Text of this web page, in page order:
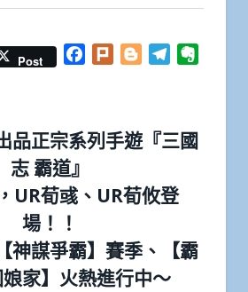
Post Facebook
Plurk BloggerTelegram
品正宗系列手遊『三國
志 霸道』
UR荀彧、UR荀攸登
場！！
神謀爭霸】賽季、【霸
家】火熱進行中～